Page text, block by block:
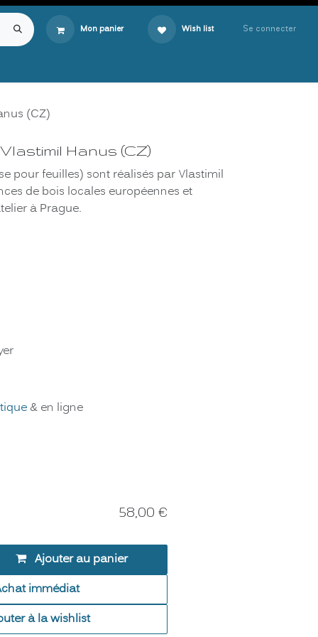
Mon panier Wish list Se connecter
(CZ)
Hanus (CZ)
pour feuilles) sont réalisés par Vlastimil
de bois locales européennes et
à Prague.
& en ligne
Ajouter au panier
immédiat
à la wishlist
58,00 €